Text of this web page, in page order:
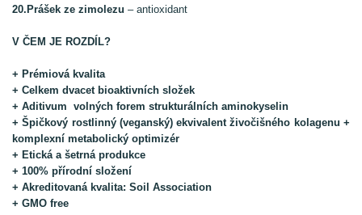
20.Prášek ze zimolezu – antioxidant
V ČEM JE ROZDÍL?
+ Prémiová kvalita
+ Celkem dvacet bioaktivních složek
+ Aditivum volných forem strukturálních aminokyselin
+ Špičkový rostlinný (veganský) ekvivalent živočišného kolagenu +
komplexní metabolický optimizér
+ Etická a šetrná produkce
+ 100% přírodní složení
+ Akreditovaná kvalita: Soil Association
+ GMO free